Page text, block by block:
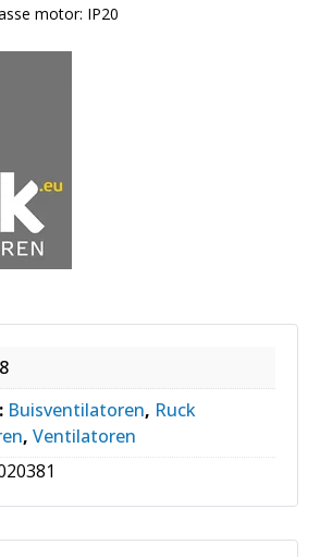
motor: IP20
Buisventilatoren, Ruck
, Ventilatoren